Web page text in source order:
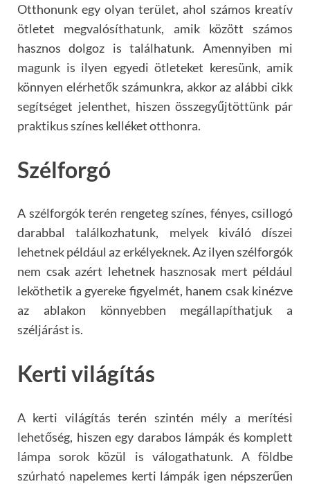
Otthonunk egy olyan terület, ahol számos kreatív
ötletet megvalósíthatunk, amik között számos
hasznos dolgoz is találhatunk. Amennyiben mi
magunk is ilyen egyedi ötleteket keresünk, amik
könnyen elérhetők számunkra, akkor az alábbi cikk
segítséget jelenthet, hiszen összegyűjtöttünk pár
praktikus színes kelléket otthonra.
Szélforgó
A szélforgók terén rengeteg színes, fényes, csillogó
darabbal találkozhatunk, melyek kiváló díszei
lehetnek például az erkélyeknek. Az ilyen szélforgók
nem csak azért lehetnek hasznosak mert például
leköthetik a gyereke figyelmét, hanem csak kinézve
az ablakon könnyebben megállapíthatjuk a
széljárást is.
Kerti világítás
A kerti világítás terén szintén mély a merítési
lehetőség, hiszen egy darabos lámpák és komplett
lámpa sorok közül is válogathatunk. A földbe
szúrható napelemes kerti lámpák igen népszerűen